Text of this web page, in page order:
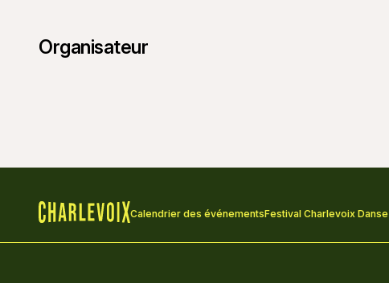
Organisateur
Calendrier des événementsFestival Charlevoix Danse